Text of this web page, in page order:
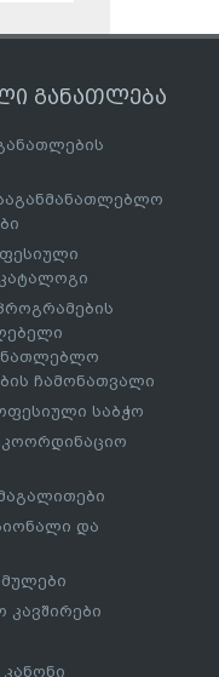
განათლება
ჩამონათვალი
საბჭო
და
კავშირები